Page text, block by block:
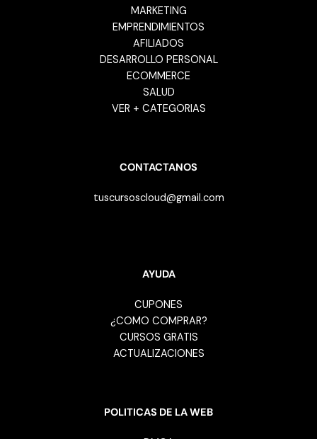
MARKETING
EMPRENDIMIENTOS
AFILIADOS
DESARROLLO PERSONAL
ECOMMERCE
SALUD
VER + CATEGORIAS
CONTACTANOS
tuscursoscloud@gmail.com
AYUDA
CUPONES
¿COMO COMPRAR?
CURSOS GRATIS
ACTUALIZACIONES
POLITICAS DE LA WEB